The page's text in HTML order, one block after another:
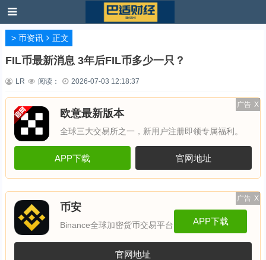
> 币资讯 正文
FIL币最新消息 3年后FIL币多少一只？
LR 阅读： 2026-07-03 12:18:37
广告 X
欧意最新版本
全球三大交易所之一，新用户注册即领专属福利。
APP下载 官网地址
广告 X
币安
Binance全球加密货币交易平台 APP下载
官网地址